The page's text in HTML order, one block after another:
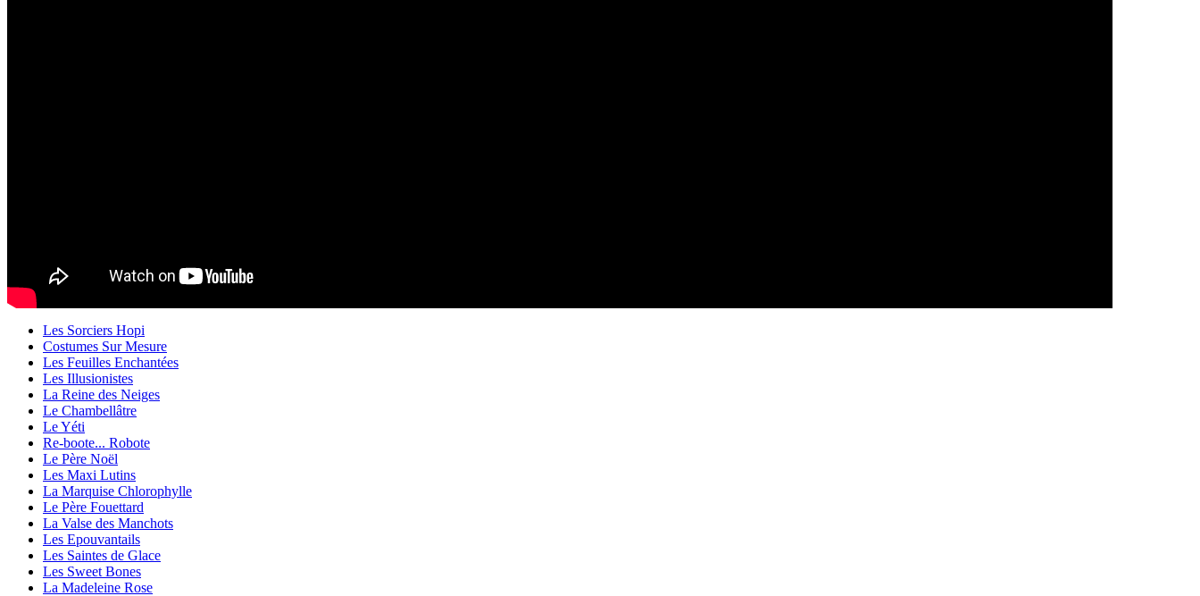
Les Sorciers Hopi
Costumes Sur Mesure
Les Feuilles Enchantées
Les Illusionistes
La Reine des Neiges
Le Chambellâtre
Le Yéti
Re-boote... Robote
Le Père Noël
Les Maxi Lutins
La Marquise Chlorophylle
Le Père Fouettard
La Valse des Manchots
Les Epouvantails
Les Saintes de Glace
Les Sweet Bones
La Madeleine Rose